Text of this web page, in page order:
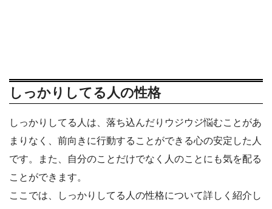
しっかりしてる人の性格
しっかりしてる人は、落ち込んだりウジウジ悩むことがあ
まりなく、前向きに行動することができる心の安定した人
です。また、自分のことだけでなく人のことにも気を配る
ことができます。
ここでは、しっかりしてる人の性格について詳しく紹介し